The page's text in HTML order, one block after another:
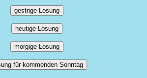
gestrige Losung
heutige Losung
morgige Losung
für kommenden Sonntag